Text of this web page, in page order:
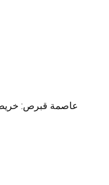
عاصمة قبرص: